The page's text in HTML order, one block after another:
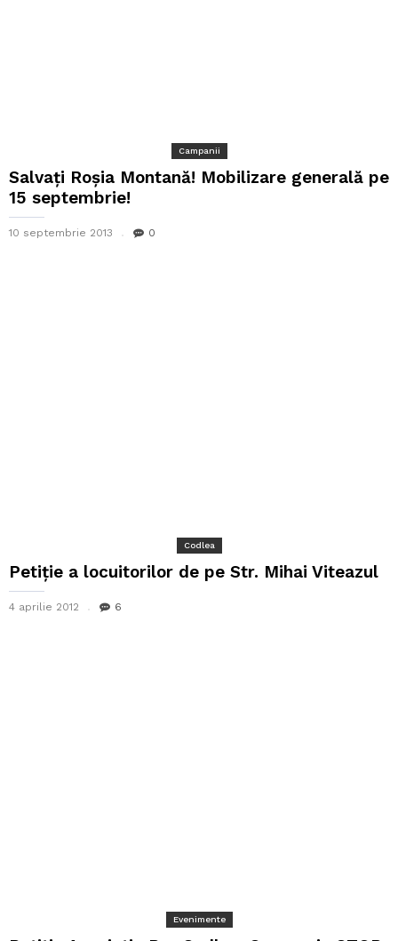
Campanii
Salvați Roșia Montană! Mobilizare generală pe
15 septembrie!
10 septembrie 2013 0
Codlea
Petiţie a locuitorilor de pe Str. Mihai Viteazul
4 aprilie 2012 6
Evenimente